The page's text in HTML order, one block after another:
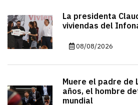
La presidenta
viviendas del
08/08/2026
Muere el padre de
años, el hombre
mundial